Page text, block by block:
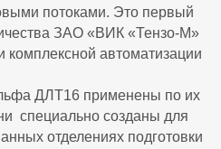
потоками. Это первый
ЗАО «ВИК «Тензо-М»
автоматизации
ДЛТ16 применены по их
специально созданы для
отделениях подготовки